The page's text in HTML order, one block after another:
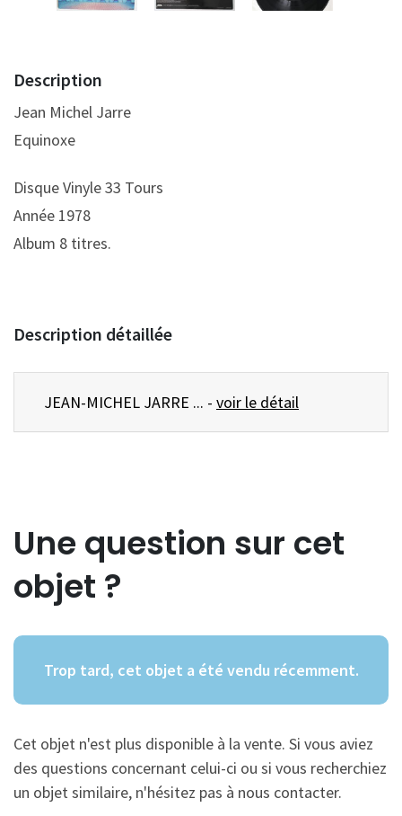
Description
Jean Michel Jarre
Equinoxe
Disque Vinyle 33 Tours
Année 1978
Album 8 titres.
Description détaillée
JEAN-MICHEL JARRE ... - voir le détail
Une question sur cet
objet ?
Trop tard, cet objet a été vendu récemment.
Cet objet n'est plus disponible à la vente. Si vous aviez
des questions concernant celui-ci ou si vous recherchiez
un objet similaire, n'hésitez pas à nous contacter.